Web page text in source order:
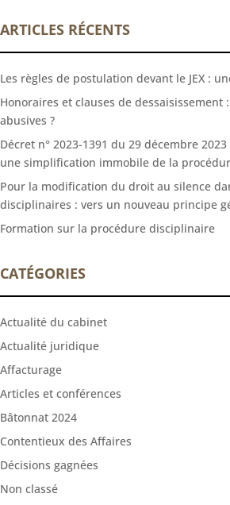
ARTICLES RÉCENTS
Les règles de postulation devant le JEX :
Honoraires et clauses de dessaisissement
abusives ?
Décret n° 2023-1391 du 29 décembre
une simplification immobile de la
Pour la modification du droit au silence
disciplinaires : vers un nouveau principe
Formation sur la procédure disciplinaire
CATÉGORIES
Actualité du cabinet
Actualité juridique
Affacturage
Articles et conférences
Bâtonnat 2024
Contentieux des Affaires
Décisions gagnées
Non classé